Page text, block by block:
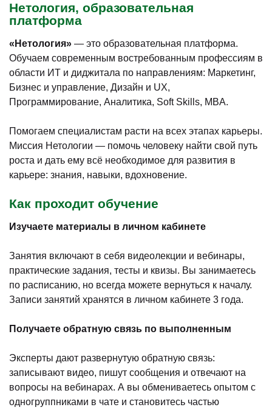
Нетология, образовательная
платформа
«Нетология» — это образовательная платформа.
Обучаем современным востребованным профессиям в
области ИТ и диджитала по направлениям: Маркетинг,
Бизнес и управление, Дизайн и UX,
Программирование, Аналитика, Soft Skills, MBA.
Помогаем специалистам расти на всех этапах карьеры.
Миссия Нетологии — помочь человеку найти свой путь
роста и дать ему всё необходимое для развития в
карьере: знания, навыки, вдохновение.
Как проходит обучение
Изучаете материалы в личном кабинете
Занятия включают в себя видеолекции и вебинары,
практические задания, тесты и квизы. Вы занимаетесь
по расписанию, но всегда можете вернуться к началу.
Записи занятий хранятся в личном кабинете 3 года.
Получаете обратную связь по выполненным
Эксперты дают развернутую обратную связь:
записывают видео, пишут сообщения и отвечают на
вопросы на вебинарах. А вы обмениваетесь опытом с
одногруппниками в чате и становитесь частью